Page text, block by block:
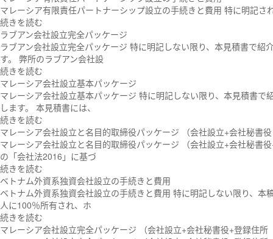
マレーシア有限責任パートナーシップ設立の手続きと費用 特に明記
続きを読む
ラブアン会社設立完全パッケージ
ラブアン会社設立完全パッケージ 特に明記しない限り、本見積書で
す。 弊所のラブアン会社設
続きを読む
マレーシア会社設立基本パッケージ
マレーシア会社設立基本パッケージ 特に明記しない限り、本見積書
します。 本見積書には、
続きを読む
マレーシア会社設立と名目的取締役パッケージ （会社設立+会社秘書役
マレーシア会社設立と名目的取締役パッケージ （会社設立+会社秘書
の「会社法2016」に基づ
続きを読む
ベトナム外資系独資会社設立の手続きと費用
ベトナム外資系独資会社設立の手続きと費用 特に明記しない限り、
人に100％所有され、ホ
続きを読む
マレーシア会社設立完全パッケージ （会社設立+会社秘書役+登録住所